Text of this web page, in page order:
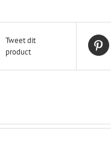
nieuw.
Tweet dit
product